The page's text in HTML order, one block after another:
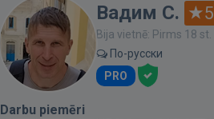
Вадим С.
Bija vietnē: Pirms 18 st.
По-русски
PRO
Darbu piemēri